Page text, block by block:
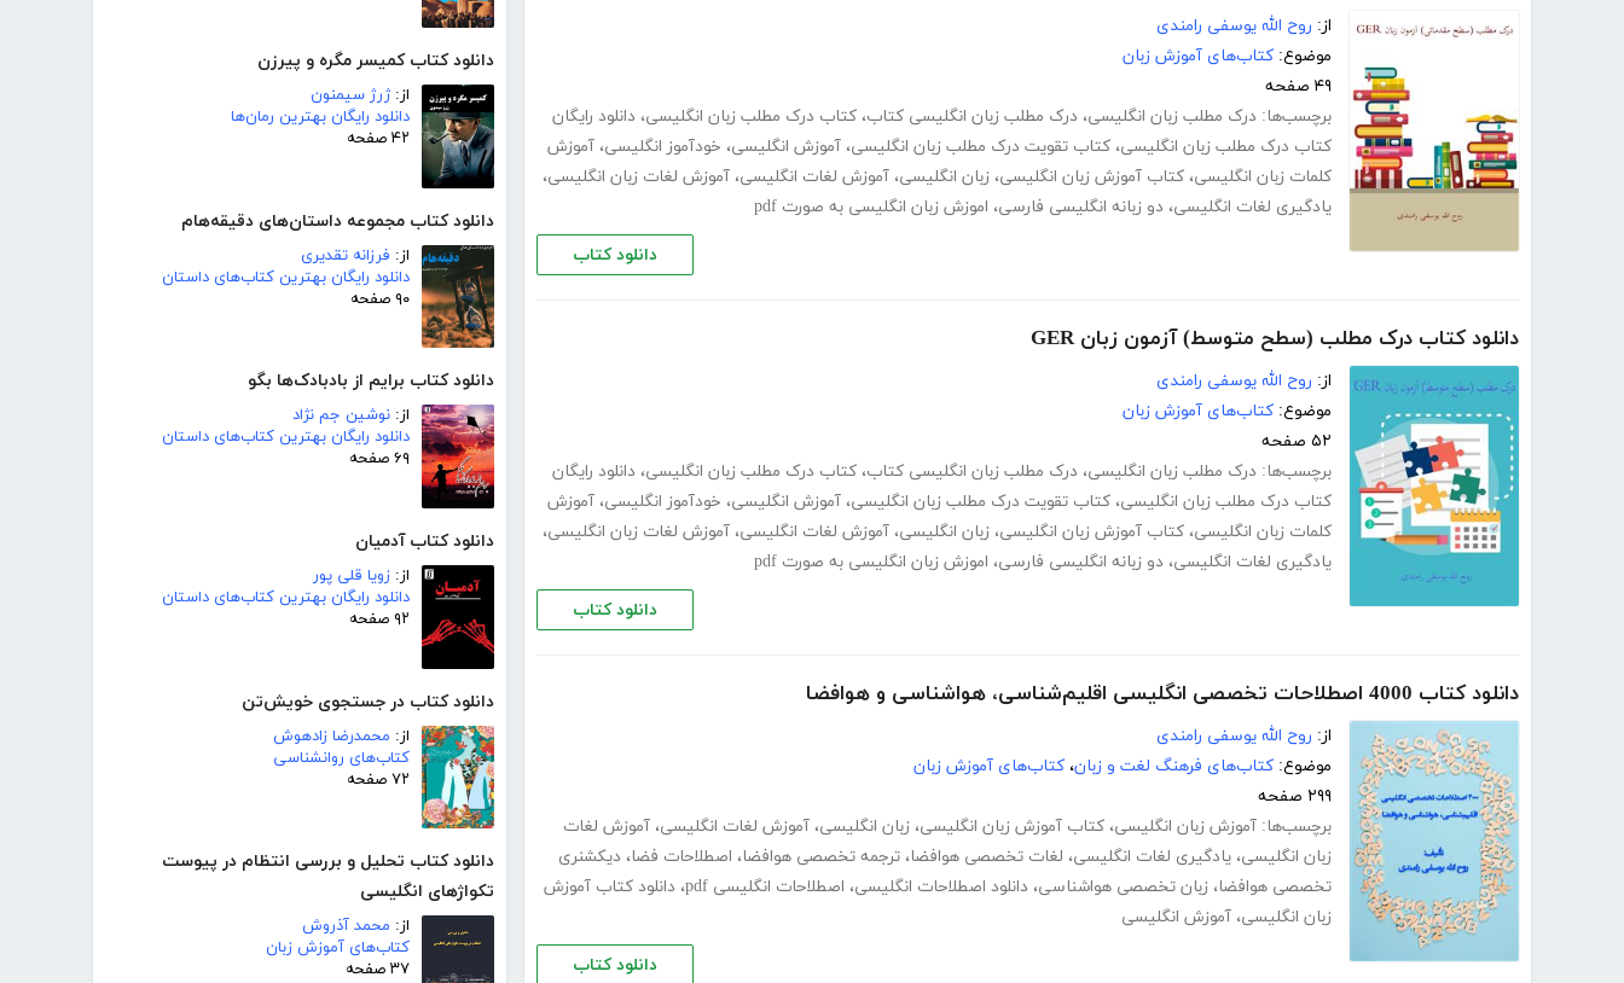
دانلود کتاب کمیسر مگره و پیرزن
از:ژرژ سیمنون
دانلود رایگان بهترین رمان‌ها
۴۲ صفحه
دانلود کتاب مجموعه داستان‌های دقیقه‌هام
از: فرزانه تقدیری
دانلود رایگان بهترین کتاب‌های داستان
۹۰ صفحه
دانلود کتاب برایم از بادبادک‌ها بگو
از: نوشین جم نژاد
دانلود رایگان بهترین کتاب‌های داستان
۶۹ صفحه
دانلود کتاب آدمیان
از: زویا قلی پور
دانلود رایگان بهترین کتاب‌های داستان
۹۲ صفحه
دانلود کتاب در جستجوی خویش‌تن
از: محمدرضا زادهوش
کتاب‌های روانشناسی
۷۲ صفحه
دانلود کتاب تحلیل و بررسی انتظام در پیوست
تکواژهای انگلیسی
از: محمد آذروش
کتاب‌های آموزش زبان
۳۷ صفحه
از: روح الله یوسفی رامندی
موضوع: کتاب‌های آموزش زبان
۴۹ صفحه
برچسب‌ها: درک مطلب زبان انگلیسی، درک مطلب زبان انگلیسی کتاب، کتاب درک مطلب زبان انگلیسی، دانلود رایگان
کتاب درک مطلب زبان انگلیسی، کتاب تقویت درک مطلب زبان انگلیسی، آموزش انگلیسی، خودآموز انگلیسی، آموزش
کلمات زبان انگلیسی، کتاب آموزش زبان انگلیسی، زبان انگلیسی، آموزش لغات انگلیسی، آموزش لغات زبان انگلیسی،
یادگیری لغات انگلیسی، دو زبانه انگلیسی فارسی، اموزش زبان انگلیسی به صورت pdf
دانلود کتاب
دانلود کتاب درک مطلب (سطح متوسط) آزمون زبان GER
از: روح الله یوسفی رامندی
موضوع: کتاب‌های آموزش زبان
۵۲ صفحه
برچسب‌ها: درک مطلب زبان انگلیسی، درک مطلب زبان انگلیسی کتاب، کتاب درک مطلب زبان انگلیسی، دانلود رایگان
کتاب درک مطلب زبان انگلیسی، کتاب تقویت درک مطلب زبان انگلیسی، آموزش انگلیسی، خودآموز انگلیسی، آموزش
کلمات زبان انگلیسی، کتاب آموزش زبان انگلیسی، زبان انگلیسی، آموزش لغات انگلیسی، آموزش لغات زبان انگلیسی،
یادگیری لغات انگلیسی، دو زبانه انگلیسی فارسی، اموزش زبان انگلیسی به صورت pdf
دانلود کتاب
دانلود کتاب 4000 اصطلاحات تخصصی انگلیسی اقلیم‌شناسی، هواشناسی و هوافضا
از: روح الله یوسفی رامندی
موضوع: کتاب‌های فرهنگ لغت و زبان، کتاب‌های آموزش زبان
۲۹۹ صفحه
برچسب‌ها: آموزش زبان انگلیسی، کتاب آموزش زبان انگلیسی، زبان انگلیسی، آموزش لغات انگلیسی، آموزش لغات
زبان انگلیسی، یادگیری لغات انگلیسی، لغات تخصصی هوافضا، ترجمه تخصصی هوافضا، اصطلاحات فضا، دیکشنری
تخصصی هوافضا، زبان تخصصی هواشناسی، دانلود اصطلاحات انگلیسی، اصطلاحات انگلیسی pdf ، دانلود کتاب آموزش
زبان انگلیسی، آموزش انگلیسی
دانلود کتاب